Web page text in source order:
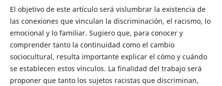
El objetivo de este artículo será vislumbrar la existencia de
las conexiones que vinculan la discriminación, el racismo, lo
emocional y lo familiar. Sugiero que, para conocer y
comprender tanto la continuidad como el cambio
sociocultural, resulta importante explicar el cómo y cuándo
se establecen estos vínculos. La finalidad del trabajo será
proponer que tanto los sujetos racistas que discriminan,